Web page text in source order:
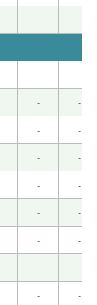
因为空调
哈( 女性 )
)
ございま
的地方。(
- -
- -
- -
- -
- -
- -
- -
- -
- -
- -